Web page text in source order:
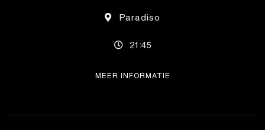
Paradiso
21:45
MEER INFORMATIE